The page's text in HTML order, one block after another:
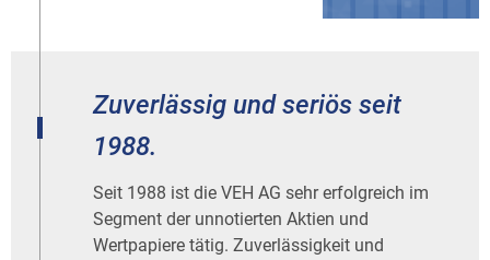
Zuverlässig und seriös seit
1988.
Seit 1988 ist die VEH AG sehr erfolgreich im
Segment der unnotierten Aktien und
Wertpapiere tätig. Zuverlässigkeit und